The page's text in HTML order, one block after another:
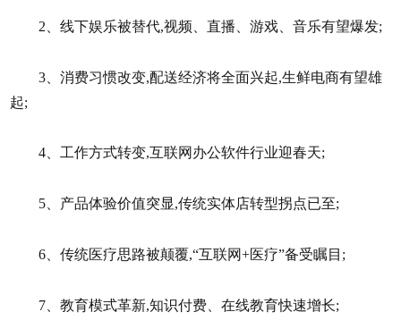
2、线下娱乐被替代,视频、直播、游戏、音乐有望爆发;
3、消费习惯改变,配送经济将全面兴起,生鲜电商有望雄
起;
4、工作方式转变,互联网办公软件行业迎春天;
5、产品体验价值突显,传统实体店转型拐点已至;
6、传统医疗思路被颠覆,“互联网+医疗”备受瞩目;
7、教育模式革新,知识付费、在线教育快速增长;